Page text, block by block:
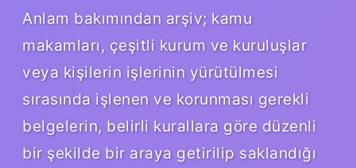
Anlam bakımından arşiv; kamu
makamları, çeşitli kurum ve kuruluşlar
veya kişilerin işlerinin yürütülmesi
sırasında işlenen ve korunması gerekli
belgelerin, belirli kurallara göre düzenli
bir şekilde bir araya getirilip saklandığı